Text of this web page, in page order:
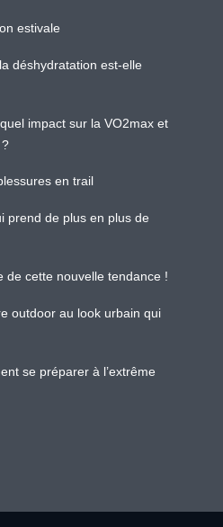
estivale
déshydratation est-elle
impact sur la VO2max et
en trail
prend de plus en plus de
de cette nouvelle tendance !
outdoor au look urbain qui
se préparer à l’extrême